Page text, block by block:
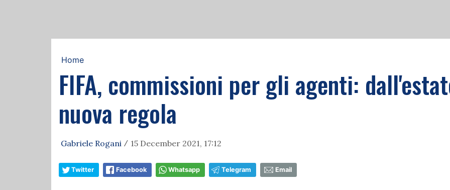
Home
FIFA, commissioni per gli agenti:
nuova regola
Gabriele Rogani / 15 December 2021, 17:12
Twitter Facebook Whatsapp Telegram Email